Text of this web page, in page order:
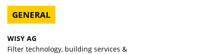
GENERAL
WISY AG
Filter technology, building services &